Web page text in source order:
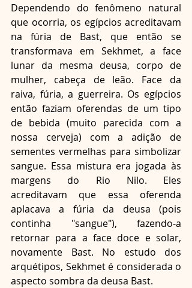
Dependendo do fenômeno natural
que ocorria, os egípcios acreditavam
na fúria de Bast, que então se
transformava em Sekhmet, a face
lunar da mesma deusa, corpo de
mulher, cabeça de leão. Face da
raiva, fúria, a guerreira. Os egípcios
então faziam oferendas de um tipo
de bebida (muito parecida com a
nossa cerveja) com a adição de
sementes vermelhas para simbolizar
sangue. Essa mistura era jogada às
margens do Rio Nilo. Eles
acreditavam que essa oferenda
aplacava a fúria da deusa (pois
continha "sangue"), fazendo-a
retornar para a face doce e solar,
novamente Bast. No estudo dos
arquétipos, Sekhmet é considerada o
aspecto sombra da deusa Bast.